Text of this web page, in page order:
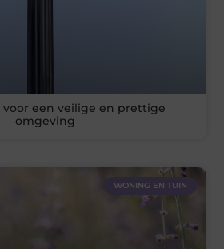
voor een veilige en prettige
omgeving
WONING EN TUIN